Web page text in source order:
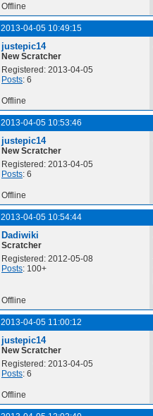
Offline
2013-04-05 10:49:15
justepic14
New Scratcher
Registered: 2013-04-05
Posts: 6
Offline
2013-04-05 10:53:46
justepic14
New Scratcher
Registered: 2013-04-05
Posts: 6
Offline
2013-04-05 10:54:44
Dadiwiki
Scratcher
Registered: 2012-05-08
Posts: 100+
Offline
2013-04-05 11:00:12
justepic14
New Scratcher
Registered: 2013-04-05
Posts: 6
Offline